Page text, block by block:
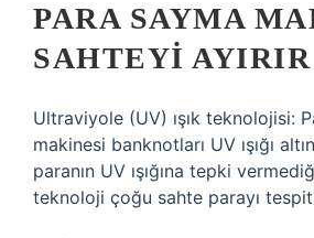
PARA SAYMA
SAHTEYI
Ultraviyole (UV) ışık teknolojisi:
makinesi banknotları UV ışığı
paranın UV ışığına tepki
teknoloji çoğu sahte parayı